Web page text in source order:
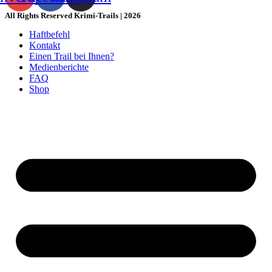
All Rights Reserved Krimi-Trails | 2026
Haftbefehl
Kontakt
Einen Trail bei Ihnen?
Medienberichte
FAQ
Shop